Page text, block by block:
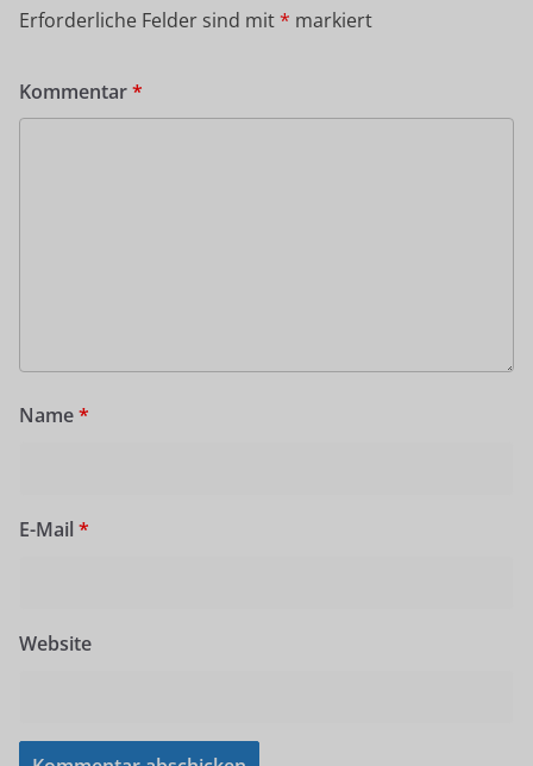
Erforderliche Felder sind mit* markiert
Kommentar*
Name*
E-Mail *
Website